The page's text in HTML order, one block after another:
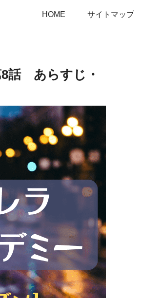
HOME サイトマップ
話 あらすじ・